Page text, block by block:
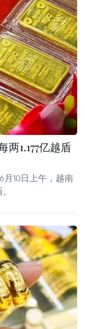
两1.177亿越盾
10日上午，越南